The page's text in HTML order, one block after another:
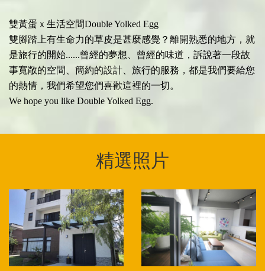
雙黃蛋ｘ生活空間Double Yolked Egg
雙腳踏上有生命力的草皮是甚麼感覺？離開熟悉的地方，就
是旅行的開始......曾經的夢想、曾經的味道，訴說著一段故
事寬敞的空間、簡約的設計、旅行的服務，都是我們要給您
的熱情，我們希望您們喜歡這裡的一切。
We hope you like Double Yolked Egg.
精選照片